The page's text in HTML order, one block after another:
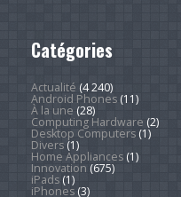
Catégories
Actualité (4 240)
Android Phones(11)
À la une (28)
Computing Hardware (2)
Desktop Computers(1)
Divers(1)
Home Appliances(1)
Innovation (675)
iPads(1)
iPhones(3)